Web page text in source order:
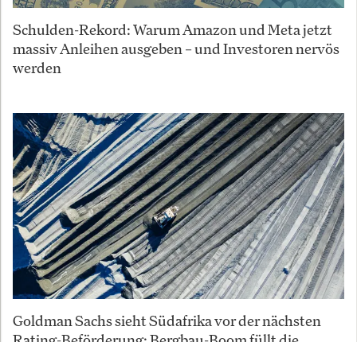
Schulden-Rekord: Warum Amazon und Meta jetzt
massiv Anleihen ausgeben – und Investoren nervös
werden
Goldman Sachs sieht Südafrika vor der nächsten